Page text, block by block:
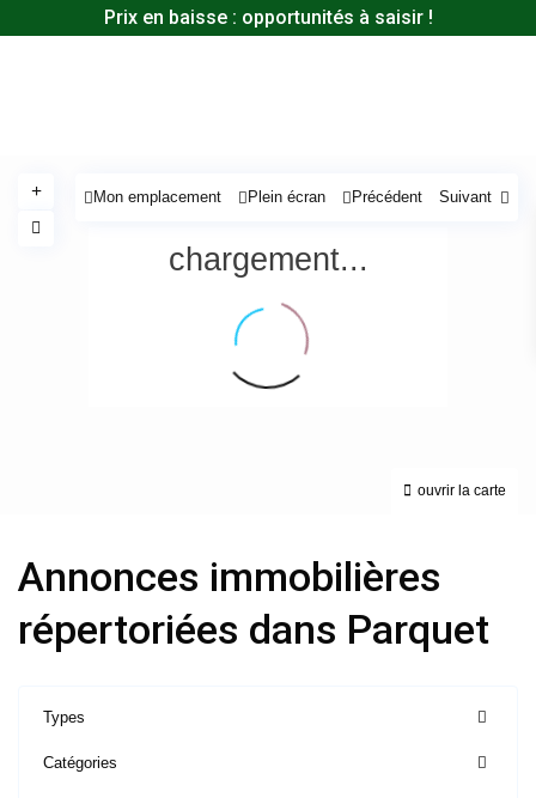
Prix en baisse : opportunités à saisir !
chargement...
ouvrir la carte
Mon emplacement Plein écran Précédent Suivant
Annonces immobilières
répertoriées dans Parquet
Types
Catégories